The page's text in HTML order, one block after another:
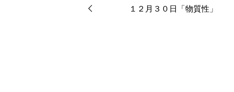
１２月３０日「物質性」